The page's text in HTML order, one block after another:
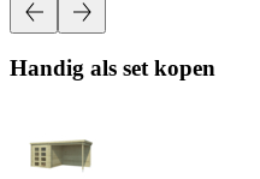
Handig als set kopen